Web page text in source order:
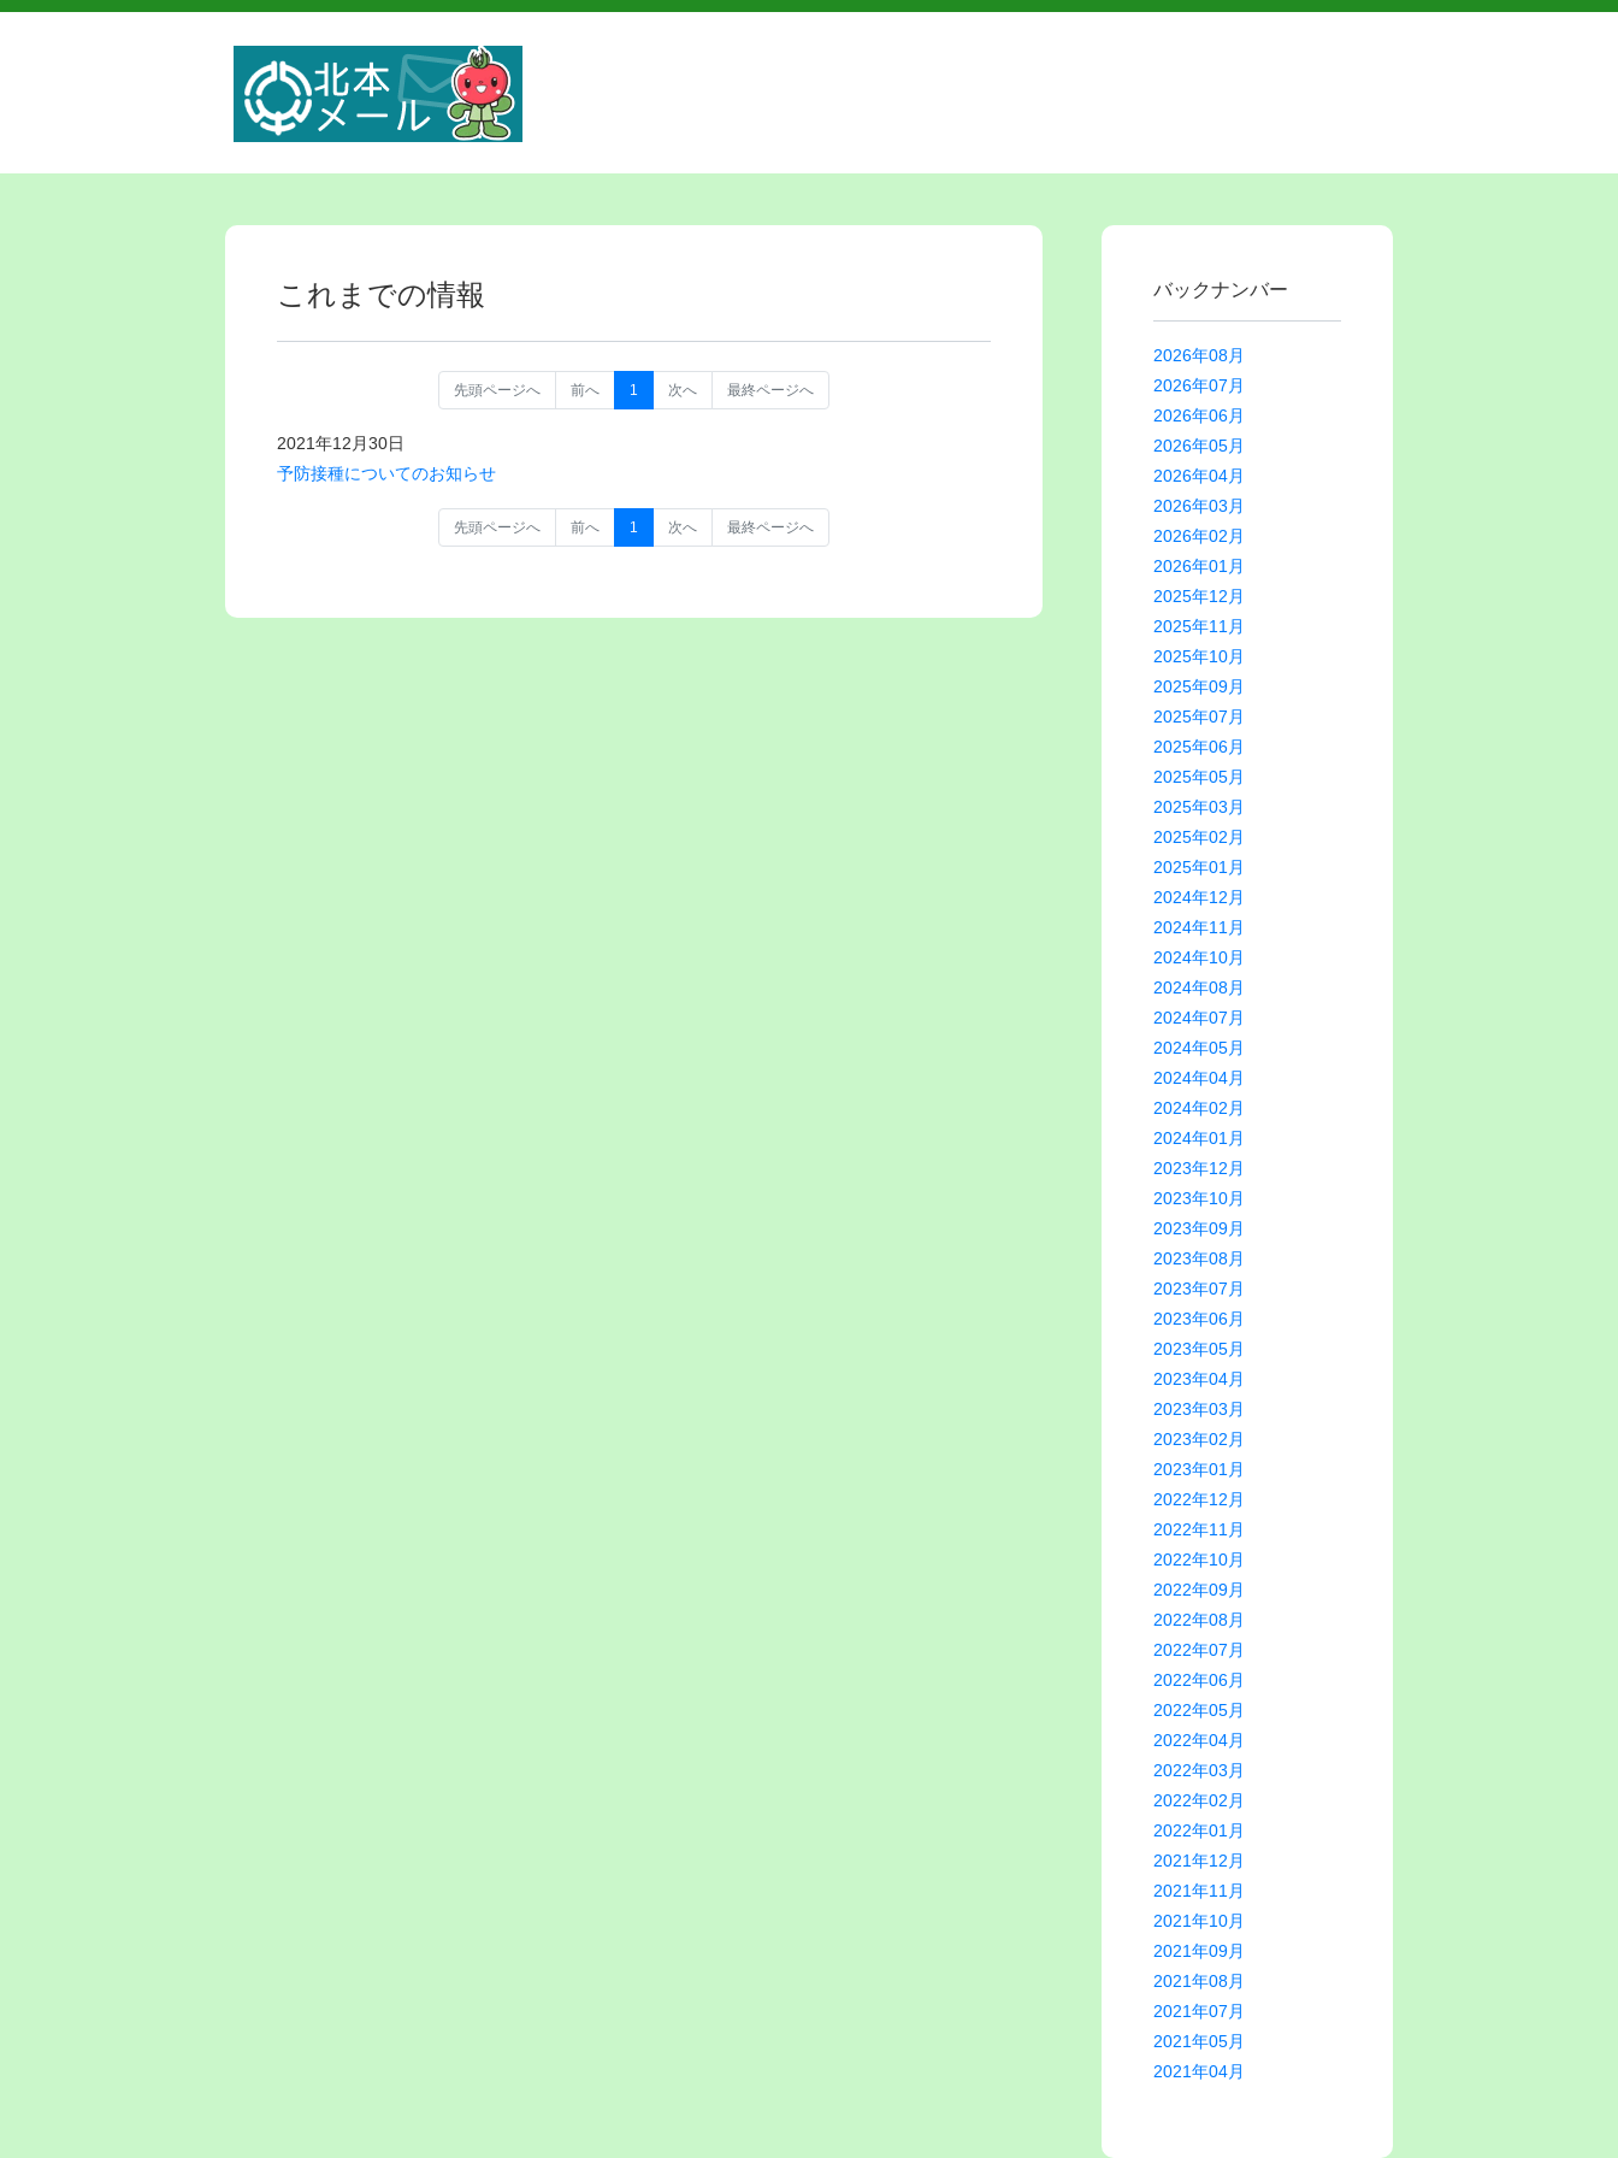
これまでの情報
先頭ページへ 前へ 1 次へ 最終ページへ
2021年12月30日
予防接種についてのお知らせ
先頭ページへ 前へ 1 次へ 最終ページへ
バックナンバー
2026年08月
2026年07月
2026年06月
2026年05月
2026年04月
2026年03月
2026年02月
2026年01月
2025年12月
2025年11月
2025年10月
2025年09月
2025年07月
2025年06月
2025年05月
2025年03月
2025年02月
2025年01月
2024年12月
2024年11月
2024年10月
2024年08月
2024年07月
2024年05月
2024年04月
2024年02月
2024年01月
2023年12月
2023年10月
2023年09月
2023年08月
2023年07月
2023年06月
2023年05月
2023年04月
2023年03月
2023年02月
2023年01月
2022年12月
2022年11月
2022年10月
2022年09月
2022年08月
2022年07月
2022年06月
2022年05月
2022年04月
2022年03月
2022年02月
2022年01月
2021年12月
2021年11月
2021年10月
2021年09月
2021年08月
2021年07月
2021年05月
2021年04月